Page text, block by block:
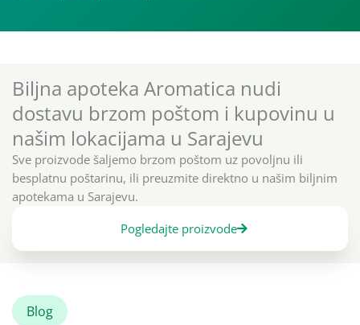
Biljna apoteka Aromatica nudi
dostavu brzom poštom i kupovinu u
našim lokacijama u Sarajevu
Sve proizvode šaljemo brzom poštom uz povoljnu ili
besplatnu poštarinu, ili preuzmite direktno u našim biljnim
apotekama u Sarajevu.
Pogledajte proizvode
Blog